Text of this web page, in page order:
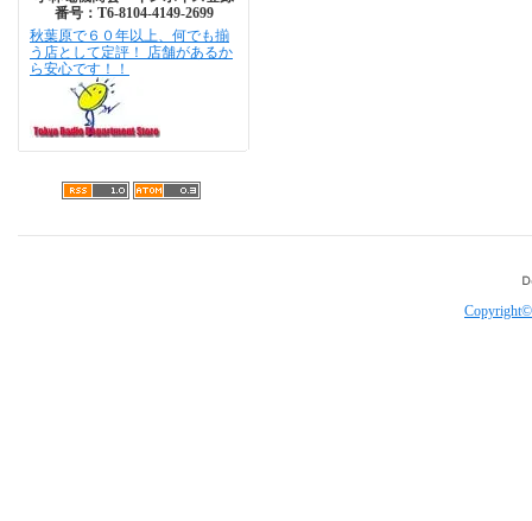
番号：T6-8104-4149-2699
秋葉原で６０年以上、何でも揃
う店として定評！ 店舗があるか
ら安心です！！
Copyright©